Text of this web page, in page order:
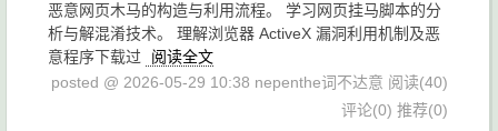
恶意网页木马的构造与利用流程。 学习网页挂马脚本的分
析与解混淆技术。 理解浏览器 ActiveX 漏洞利用机制及恶
意程序下载过
阅读全文
posted @ 2026-05-29 10:38 nepenthe词不达意 阅读(40)
评论(0) 推荐(0)